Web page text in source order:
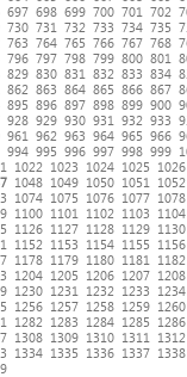
697 698 699 700 701 702
730 731 732 733 734 735
763 764 765 766 767 768
796 797 798 799 800 801
829 830 831 832 833 834
862 863 864 865 866 867
895 896 897 898 899 900
928 929 930 931 932 933
961 962 963 964 965 966
994 995 996 997 998 999
1022 1023 1024 1025 1026
1048 1049 1050 1051 1052
1074 1075 1076 1077 1078
1100 1101 1102 1103 1104
1126 1127 1128 1129 1130
1152 1153 1154 1155 1156
1178 1179 1180 1181 1182
1204 1205 1206 1207 1208
1230 1231 1232 1233 1234
1256 1257 1258 1259 1260
1282 1283 1284 1285 1286
1308 1309 1310 1311 1312
1334 1335 1336 1337 1338